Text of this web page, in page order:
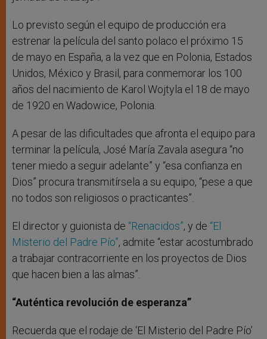
Lo previsto según el equipo de producción era
estrenar la película del santo polaco el próximo 15
de mayo en España, a la vez que en Polonia, Estados
Unidos, México y Brasil, para conmemorar los 100
años del nacimiento de Karol Wojtyla el 18 de mayo
de 1920 en Wadowice, Polonia.
A pesar de las dificultades que afronta el equipo para
terminar la película, José María Zavala asegura “no
tener miedo a seguir adelante” y “esa confianza en
Dios” procura transmitírsela a su equipo, “pese a que
no todos son religiosos o practicantes”.
El director y guionista de “Renacidos”, y de “El
Misterio del Padre Pío”, admite “estar acostumbrado
a trabajar contracorriente en los proyectos de Dios
que hacen bien a las almas”.
“Auténtica revolución de esperanza”
Recuerda que el rodaje de ‘El Misterio del Padre Pío’